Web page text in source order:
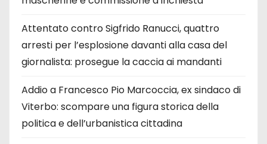
Attentato contro Sigfrido Ranucci, quattro
arresti per l’esplosione davanti alla casa del
giornalista: prosegue la caccia ai mandanti
Addio a Francesco Pio Marcoccia, ex sindaco di
Viterbo: scompare una figura storica della
politica e dell’urbanistica cittadina